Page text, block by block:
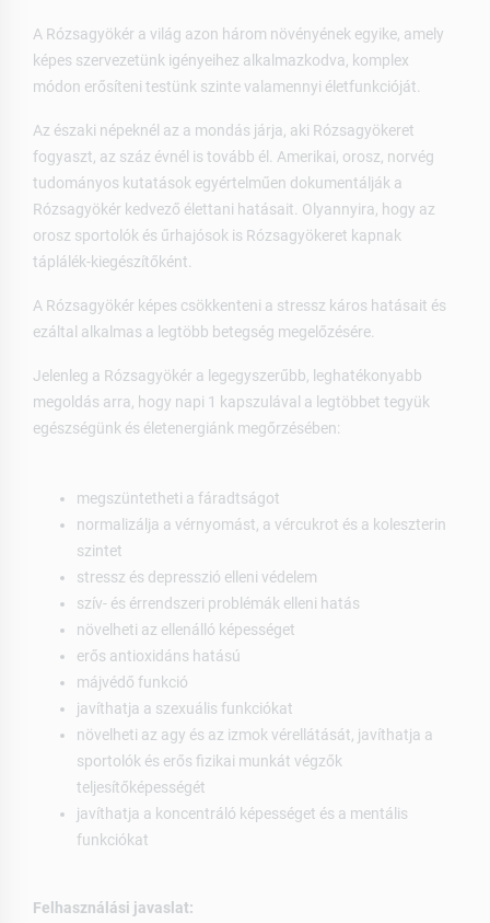
A Rózsagyökér a világ azon három növényének egyike, amely
képes szervezetünk igényeihez alkalmazkodva, komplex
módon erősíteni testünk szinte valamennyi életfunkcióját.
Az északi népeknél az a mondás járja, aki Rózsagyökeret
fogyaszt, az száz évnél is tovább él. Amerikai, orosz, norvég
tudományos kutatások egyértelműen dokumentálják a
Rózsagyökér kedvező élettani hatásait. Olyannyira, hogy az
orosz sportolók és űrhajósok is Rózsagyökeret kapnak
táplálék-kiegészítőként.
A Rózsagyökér képes csökkenteni a stressz káros hatásait és
ezáltal alkalmas a legtöbb betegség megelőzésére.
Jelenleg a Rózsagyökér a legegyszerűbb, leghatékonyabb
megoldás arra, hogy napi 1 kapszulával a legtöbbet tegyük
egészségünk és életenergiánk megőrzésében:
megszüntetheti a fáradtságot
normalizálja a vérnyomást, a vércukrot és a koleszterin
szintet
stressz és depresszió elleni védelem
szív- és érrendszeri problémák elleni hatás
növelheti az ellenálló képességet
erős antioxidáns hatású
májvédő funkció
javíthatja a szexuális funkciókat
növelheti az agy és az izmok vérellátását, javíthatja a
sportolók és erős fizikai munkát végzők
teljesítőképességét
javíthatja a koncentráló képességet és a mentális
funkciókat
Felhasználási javaslat: